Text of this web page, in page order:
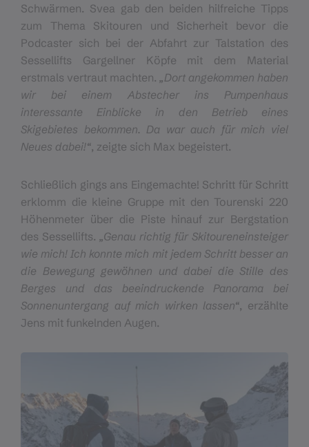
Schwärmen. Svea gab den beiden hilfreiche Tipps
zum Thema Skitouren und Sicherheit bevor die
Podcaster sich bei der Abfahrt zur Talstation des
Sessellifts Gargellner Köpfe mit dem Material
erstmals vertraut machten. „Dort angekommen haben
wir bei einem Abstecher ins Pumpenhaus
interessante Einblicke in den Betrieb eines
Skigebietes bekommen. Da war auch für mich viel
Neues dabei!“, zeigte sich Max begeistert.
Schließlich gings ans Eingemachte! Schritt für Schritt
erklomm die kleine Gruppe mit den Tourenski 220
Höhenmeter über die Piste hinauf zur Bergstation
des Sessellifts. „Genau richtig für Skitoureneinsteiger
wie mich! Ich konnte mich mit jedem Schritt besser an
die Bewegung gewöhnen und dabei die Stille des
Berges und das beeindruckende Panorama bei
Sonnenuntergang auf mich wirken lassen“, erzählte
Jens mit funkelnden Augen.